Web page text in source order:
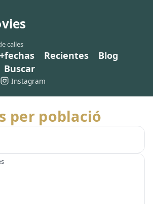
calles
+fechas Recientes
Blog
Buscar
Instagram
per població